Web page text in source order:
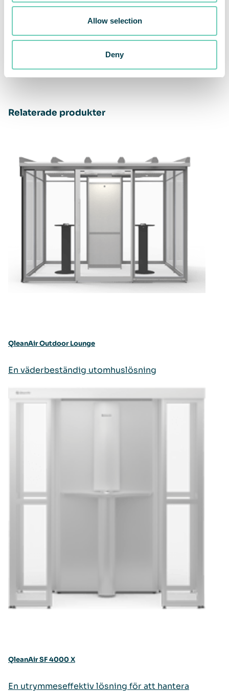
Allow selection
Deny
Tobaksfakta: Böter för att slänga småskräp som
Relaterade produkter
QleanAir Outdoor Lounge
En väderbeständig utomhuslösning
QleanAir SF 4000 X
En utrymmeseffektiv lösning för att hantera